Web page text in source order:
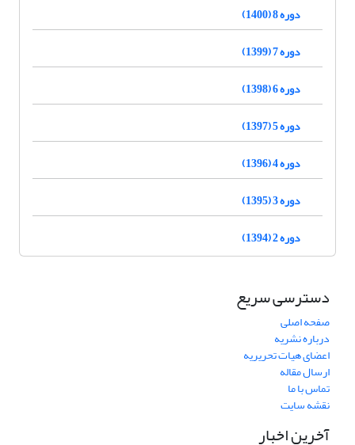
دوره 8 (1400)
دوره 7 (1399)
دوره 6 (1398)
دوره 5 (1397)
دوره 4 (1396)
دوره 3 (1395)
دوره 2 (1394)
دسترسی سریع
صفحه اصلی
درباره نشریه
اعضای هیات تحریریه
ارسال مقاله
تماس با ما
نقشه سایت
آخرین اخبار